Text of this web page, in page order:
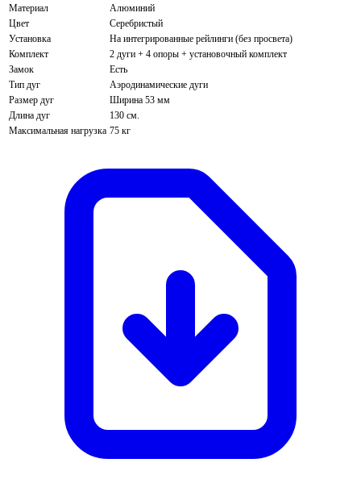
Материал
Алюминий
Цвет
Серебристый
Установка
На интегрированные рейлинги (без просвета)
Комплект
2 дуги + 4 опоры + установочный комплект
Замок
Есть
Тип дуг
Аэродинамические дуги
Размер дуг
Ширина 53 мм
Длина дуг
130 см.
Максимальная нагрузка 75 кг